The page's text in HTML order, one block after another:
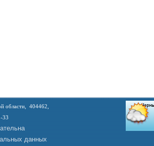
области, 404462,
33
данных